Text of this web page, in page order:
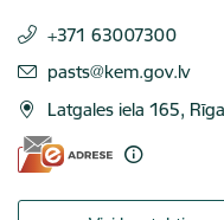
+371 63007300
E-pasts:
pasts@kem.gov.lv
Latgales iela 165,